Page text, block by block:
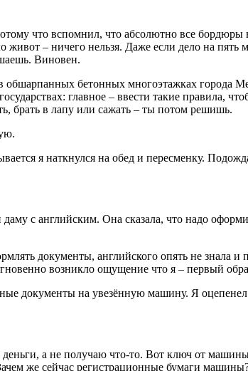
что вспомнил, что абсолютно все
живот – ничего нельзя. Даже если дело на
Виновен.
обшарпанных бетонных многоэтажках
главное – ввести такие правила,
брать в лапу или сажать – ты потом решишь.
я наткнулся на обед и пересменку.
с английским. Она сказала, что надо
документы, английского опять не
возникло ощущение что я – первый
документы на увезённую машину. Я
деньги, а не получаю что-то. Вот ключ от
же сейчас регистрационные бумаги